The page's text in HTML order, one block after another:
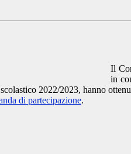
Il
in
2022/2023, hanno
di partecipazione.